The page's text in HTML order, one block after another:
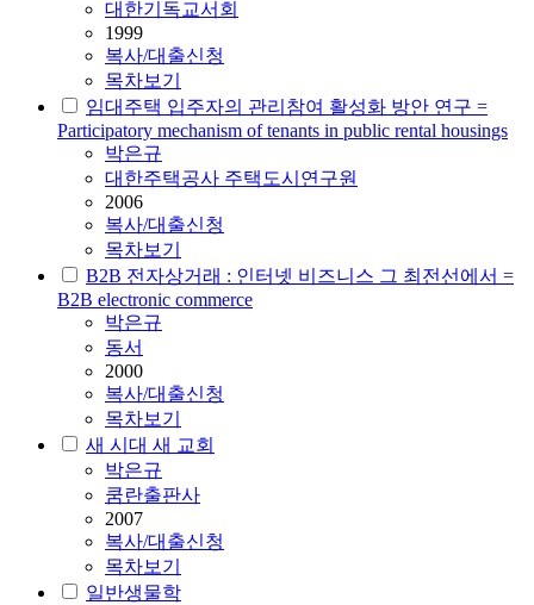
대한기독교서회
1999
복사/대출신청
목차보기
임대주택 입주자의 관리참여 활성화 방안 연구 =
Participatory mechanism of tenants in public rental housings
박은규
대한주택공사 주택도시연구원
2006
복사/대출신청
목차보기
B2B 전자상거래 : 인터넷 비즈니스 그 최전선에서 =
B2B electronic commerce
박은규
동서
2000
복사/대출신청
목차보기
새 시대 새 교회
박은규
쿰란출판사
2007
복사/대출신청
목차보기
일반생물학